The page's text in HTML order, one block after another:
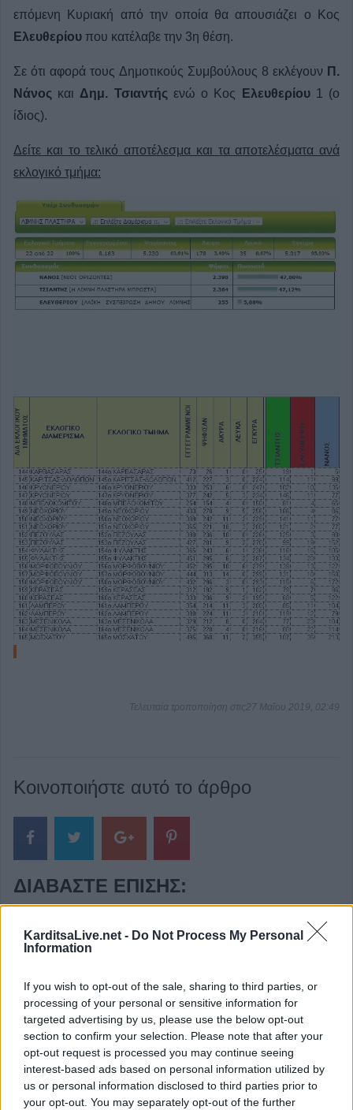
KarditsaLive.net - Do Not Process My Personal
Information
If you wish to opt-out of the sale, sharing to third parties, or
processing of your personal or sensitive information for
targeted advertising by us, please use the below opt-out
section to confirm your selection. Please note that after your
opt-out request is processed you may continue seeing
interest-based ads based on personal information utilized by
us or personal information disclosed to third parties prior to
your opt-out. You may separately opt-out of the further
επόμενη Κυριακή από την οποία θα απουσιάζει ο Κος
Ελευθερίου που κατέλαβε την 3η θέση.
Σε ότι αφορά τους Δημοτικούς Συμβούλους 8 εκλέγουν Π.
Νάνος και Δημ. Τσιαντής ενώ ο Κος Ελευθερίου1 (ο
ίδιος).
Δείτε και το τελικό αποτέλεσμα και τα αποτελέσματα ανά
εκλογικό τμήμα:
Τελευταία τροποποίηση στις27 Μαΐου 2019, 02:49
Κοινοποιήστε αυτό το άρθρο
ΔΙΑΒΆΣΤΕ ΕΠΊΣΗΣ:
Το εβδομαδιαίο πρόγραμμα (10-16/8) της Κινητής
Αστυνομικής Μονάδας στην Π.Ε. Καρδίτσας
8 Αυγούστου 2026, 08:22